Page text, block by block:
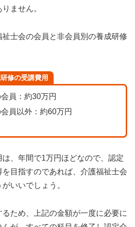
ません。
祉士会の会員と非会員別の養成研修
修の受講費用
員：約30万円
員以外：約60万円
、年間で1万円ほどなので、認定
目指すのであれば、介護福祉士会
いいでしょう。
ため、上記の金額が一度に必要に